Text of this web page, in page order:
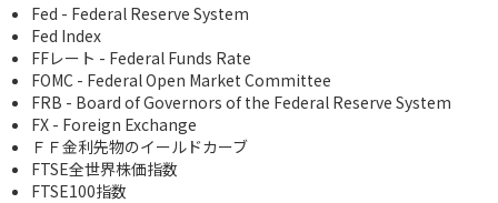
Fed - Federal Reserve System
Fed Index
FFレート - Federal Funds Rate
FOMC - Federal Open Market Committee
FRB - Board of Governors of the Federal Reserve System
FX - Foreign Exchange
ＦＦ金利先物のイールドカーブ
FTSE全世界株価指数
FTSE100指数